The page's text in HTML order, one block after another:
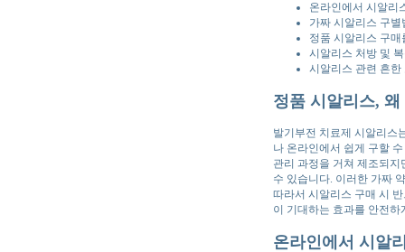
온라인에서 시알리
가짜 시알리스 구
정품 시알리스 구
시알리스 처방 및
시알리스 관련 흔한
정품 시알리스,
발기부전 치료제 시알리스
나 온라인에서 쉽게 구할
관리 과정을 거쳐 제조되
수 있습니다. 이러한 가짜
따라서 시알리스 구매 시
이 기대하는 효과를 안전
온라인에서 시알